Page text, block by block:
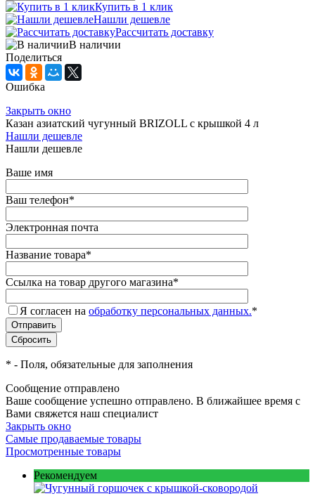
Купить в 1 клик
Нашли дешевле
Рассчитать доставку
В наличии
Поделиться
Ошибка
Закрыть окно
Казан азиатский чугунный BRIZOLL с крышкой 4 л
Нашли дешевле
Нашли дешевле
Ваше имя
Ваш телефон*
Электронная почта
Название товара*
Ссылка на товар другого магазина*
Я согласен на обработку персональных данных.*
* - Поля, обязательные для заполнения
Сообщение отправлено
Ваше сообщение успешно отправлено. В ближайшее время с
Вами свяжется наш специалист
Закрыть окно
Самые продаваемые товары
Просмотренные товары
Рекомендуем